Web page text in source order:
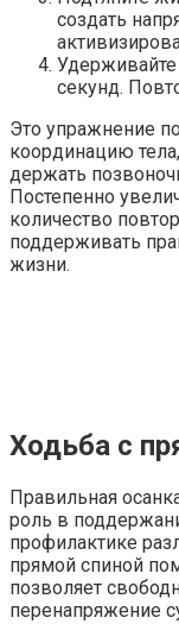
создать
секунд.
Это упражнение
координацию
держать
Постепенно
количество
поддерживать
жизни.
Ходьба с
Правильная
роль в
профилактике
прямой спиной
позволяет
перенапряжение